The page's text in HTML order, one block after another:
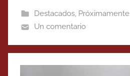
Destacados, Próximamente
Un comentario